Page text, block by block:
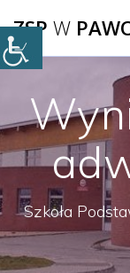
ZSP W
Szkoła